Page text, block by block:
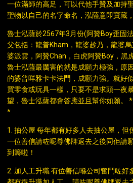
一位滿師的高足，可以代他手贊及加持
聖物以自己的名字命名，泓薩意即寶藏
魯士泓薩於2567年3月份(阿贊Boy歪固
父包括：龍普Kham，龍婆趁乃，龍婆
婆派雲，阿贊Chan，白虎阿贊Boy，黑
魯士泓薩最厲害的就是成願力極強，原
的婆普咩雅卡卡法門，成願力強。就好
買零食或玩具一樣，只要不是求頭一夜
望，魯士泓薩都會答應並且幫你如願。
*
1. 抽公屋 每年都有好多人去抽公屋，但
一位善信請咗呢尊佛牌返去之後同佢請
到籌啦！
2. 加人工升職 有位善信喺公司奮鬥咗好